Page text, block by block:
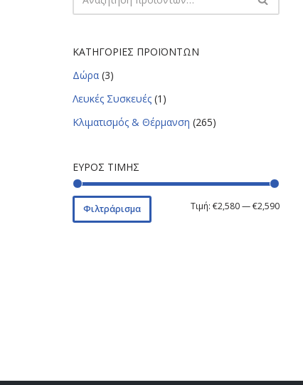
ΚΑΤΗΓΟΡΊΕΣ ΠΡΟΪΌΝΤΩΝ
Δώρα (3)
Λευκές Συσκευές (1)
Κλιματισμός & Θέρμανση (265)
ΕΎΡΟΣ ΤΙΜΉΣ
Φιλτράρισμα Τιμή: €2,580—€2,590